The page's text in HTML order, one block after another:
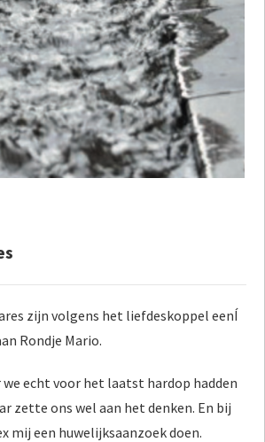
zijn volgens het liefdeskoppel eenÍ
Rondje Mario.
we echt voor het laatst hardop hadden
zette ons wel aan het denken. En bij
mij een huwelijksaanzoek doen.